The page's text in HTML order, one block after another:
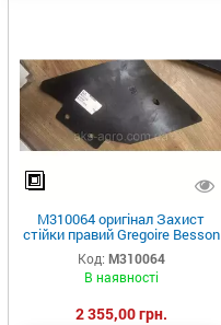
M310064 оригінал Захист
стійки правий Gregoire Besson
290x310x8 мм по отв. 90 мм
SSO00114 310064
Код: M310064
В наявності
2 355,00 грн.